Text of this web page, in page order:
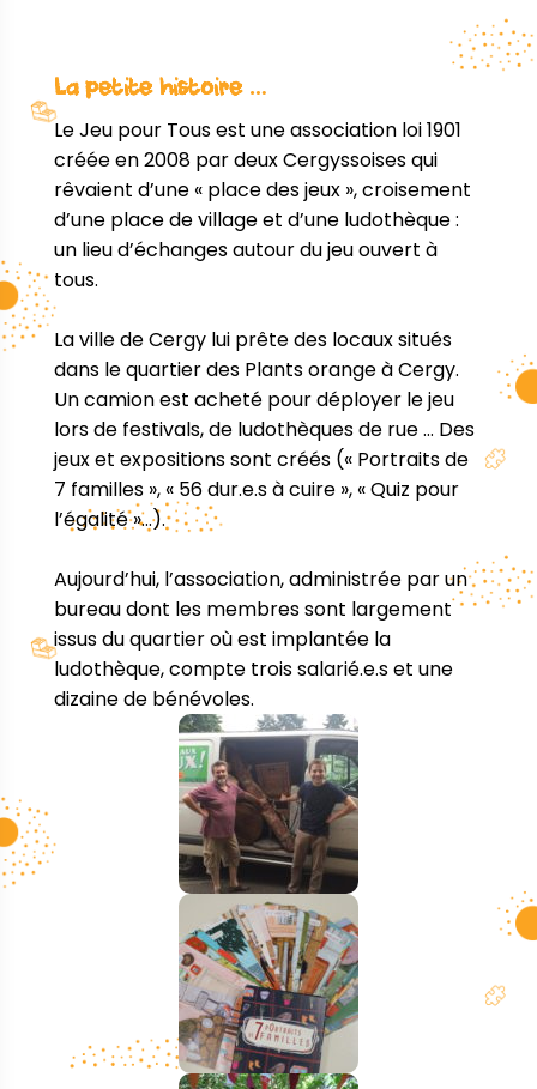
La petite histoire …
Le Jeu pour Tous est une association loi 1901
créée en 2008 par deux Cergyssoises qui
rêvaient d’une « place des jeux », croisement
d’une place de village et d’une ludothèque :
un lieu d’échanges autour du jeu ouvert à
tous.
La ville de Cergy lui prête des locaux situés
dans le quartier des Plants orange à Cergy.
Un camion est acheté pour déployer le jeu
lors de festivals, de ludothèques de rue … Des
jeux et expositions sont créés (« Portraits de
7 familles », « 56 dur.e.s à cuire », « Quiz pour
l’égalité »…).
Aujourd’hui, l’association, administrée par un
bureau dont les membres sont largement
issus du quartier où est implantée la
ludothèque, compte trois salarié.e.s et une
dizaine de bénévoles.